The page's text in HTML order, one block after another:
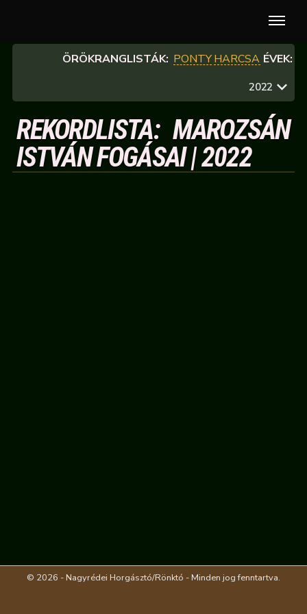
ÖRÖKRANGLISTÁK: PONTYHARCSA ÉVEK:
2022
REKORDLISTA: MAROZSÁN
ISTVÁN FOGÁSAI | 2022
© 2026 - Nagyrédei Horgásztó/Rönktó - Minden jog fenntartva.